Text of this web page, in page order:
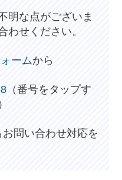
明な点がございま
わせください。
ームから
（番号をタップす
お問い合わせ対応を